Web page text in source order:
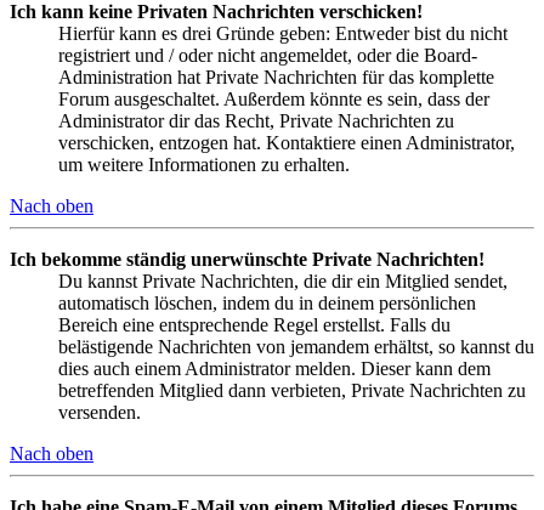
Ich kann keine Privaten Nachrichten verschicken!
Hierfür kann es drei Gründe geben: Entweder bist du nicht
registriert und / oder nicht angemeldet, oder die Board-
Administration hat Private Nachrichten für das komplette
Forum ausgeschaltet. Außerdem könnte es sein, dass der
Administrator dir das Recht, Private Nachrichten zu
verschicken, entzogen hat. Kontaktiere einen Administrator,
um weitere Informationen zu erhalten.
Nach oben
Ich bekomme ständig unerwünschte Private Nachrichten!
Du kannst Private Nachrichten, die dir ein Mitglied sendet,
automatisch löschen, indem du in deinem persönlichen
Bereich eine entsprechende Regel erstellst. Falls du
belästigende Nachrichten von jemandem erhältst, so kannst du
dies auch einem Administrator melden. Dieser kann dem
betreffenden Mitglied dann verbieten, Private Nachrichten zu
versenden.
Nach oben